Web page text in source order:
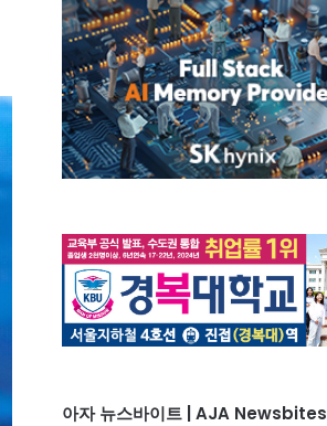
아자 뉴스바이트 | AJA Newsbites